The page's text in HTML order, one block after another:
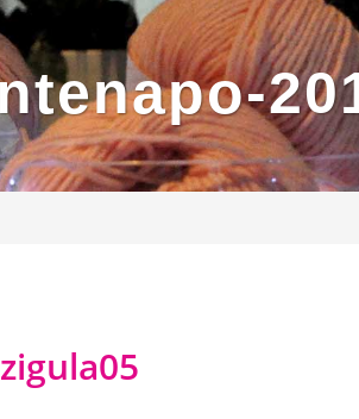
un Ospedale
Building